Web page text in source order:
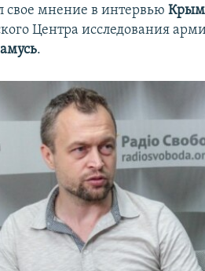
свое мнение в интервью
Центра исследования
.